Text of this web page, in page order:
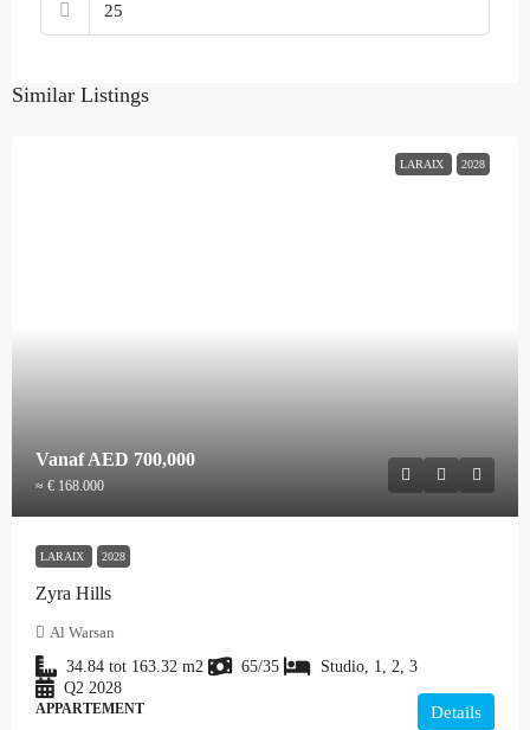
Similar Listings
LARAIX 2028
VanafAED 700,000
≈ € 168.000
LARAIX 2028
Zyra Hills
Al Warsan
34.84 tot 163.32 m2 65/35
Studio, 1, 2, 3
Q2 2028
APPARTEMENT Details